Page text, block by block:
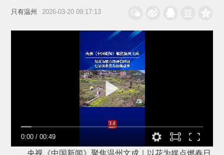
只有温州 2026-03-20 09:17:13
0:00 /00:49
央视《中国新闻》聚焦温州文成｜以花为媒点燃春日